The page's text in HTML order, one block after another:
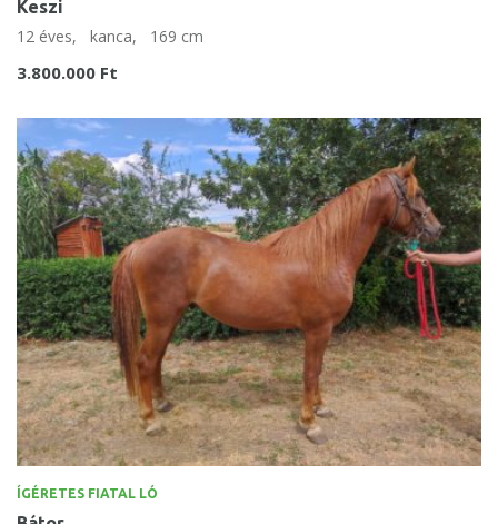
Keszi
12 éves, kanca, 169 cm
3.800.000 Ft
ÍGÉRETES FIATAL LÓ